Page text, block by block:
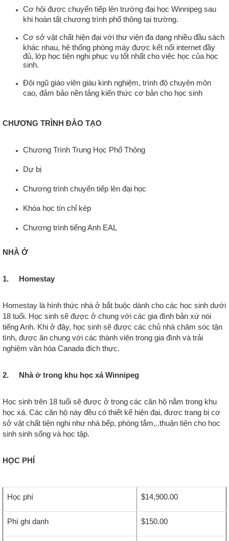
Cơ hội được chuyển tiếp lên trường đại học Winnipeg sau
khi hoàn tất chương trình phổ thông tại trường.
Cơ sở vật chất hiện đại với thư viện đa dạng nhiều đầu sách
khác nhau, hệ thống phòng máy được kết nối internet đầy
đủ, lớp học tiện nghi phục vụ tốt nhất cho việc học của học
sinh.
Đội ngũ giáo viên giàu kinh nghiệm, trình độ chuyên môn
cao, đảm bảo nền tảng kiến thức cơ bản cho học sinh
CHƯƠNG TRÌNH ĐÀO TẠO
Chương Trình Trung Học Phổ Thông
Dự bị
Chương trình chuyển tiếp lên đại học
Khóa học tín chỉ kép
Chương trình tiếng Anh EAL
NHÀ Ở
1. Homestay
Homestay là hình thức nhà ở bắt buộc dành cho các học sinh dưới
18 tuổi. Học sinh sẽ được ở chung với các gia đình bản xứ nói
tiếng Anh. Khi ở đây, học sinh sẽ được các chủ nhà chăm sóc tận
tình, được ăn chung với các thành viên trong gia đình và trải
nghiệm văn hóa Canada đích thực.
2. Nhà ở trong khu học xá Winnipeg
Học sinh trên 18 tuổi sẽ được ở trong các căn hộ nằm trong khu
học xá. Các căn hộ này đều có thiết kế hiện đại, đươc trang bị cơ
sở vật chất tiện nghi như nhà bếp, phòng tắm,..thuận tiện cho học
sinh sinh sống và học tập.
HỌC PHÍ
Học phí $14,900.00
Phí ghi danh $150.00